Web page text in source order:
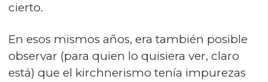
cierto.
En esos mismos años, era también posible
observar (para quien lo quisiera ver, claro
está) que el kirchnerismo tenía impurezas